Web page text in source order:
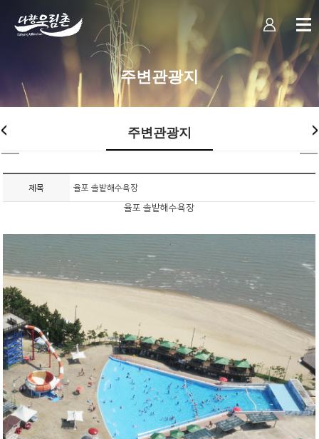
주변관광지
주변관광지
제목 율포 솔밭해수욕장
율포 솔밭해수욕장